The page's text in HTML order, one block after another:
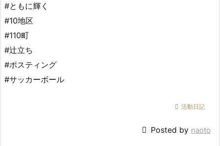
#ともに輝く
#10地区
#110町
#辻立ち
#ポスティング
#サッカーボール
 活動日記
 Posted by naoto